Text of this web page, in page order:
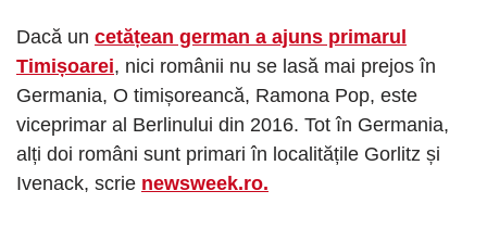
Dacă un cetățean german a ajuns primarul
Timișoarei, nici românii nu se lasă mai prejos în
Germania, O timișoreancă, Ramona Pop, este
viceprimar al Berlinului din 2016. Tot în Germania,
alți doi români sunt primari în localitățile Gorlitz și
Ivenack, scrie newsweek.ro.